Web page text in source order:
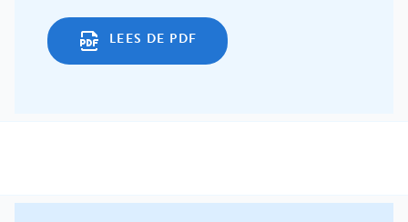
LEES DE PDF